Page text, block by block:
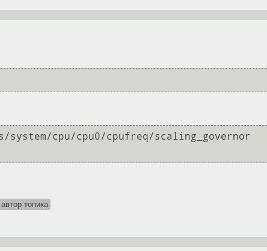
system/cpu/cpu0/cpufreq/scaling_governor
автор топика